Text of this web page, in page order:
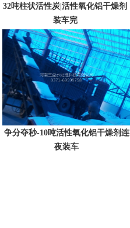
32吨柱状活性炭|活性氧化铝干燥剂
装车完
争分夺秒-10吨活性氧化铝干燥剂连
夜装车